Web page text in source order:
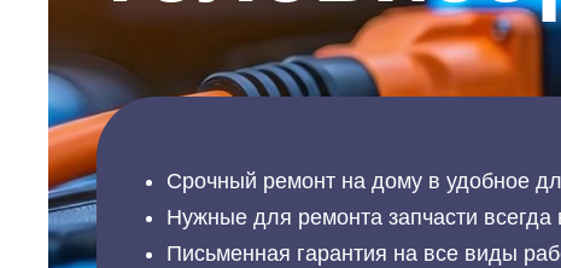
Срочный ремонт на дому в удобное
Нужные для ремонта запчасти всегда
Письменная гарантия на все виды